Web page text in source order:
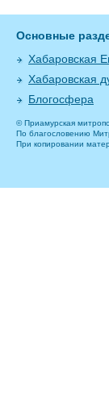
Основные
Хабаровская
Хабаровская
Блогосфера
© Приамурская
По благословению
При копировании